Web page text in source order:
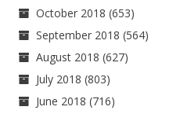
October 2018 (653)
September 2018 (564)
August 2018 (627)
July 2018 (803)
June 2018 (716)